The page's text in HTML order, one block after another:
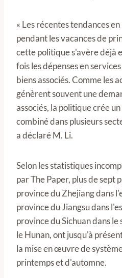
« Les récentes tendances
pendant les vacances de
cette politique s'avère déjà
fois les dépenses en
biens associés. Comme les
génèrent souvent une
associés, la politique crée
combiné dans plusieurs
a déclaré M. Li.
Selon les statistiques
par The Paper, plus de sept
province du Zhejiang dans
province du Jiangsu dans
province du Sichuan dans
le Hunan, ont jusqu'à
la mise en œuvre de
printemps et d'automne.